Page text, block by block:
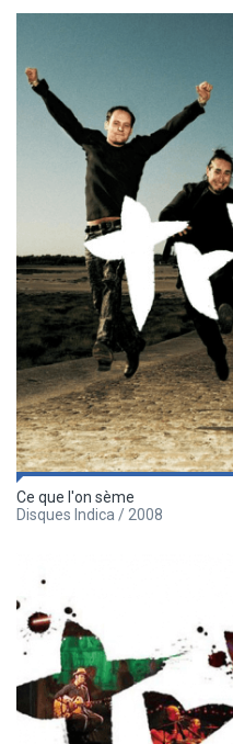
Ce que l'on sème
Disques Indica / 2008